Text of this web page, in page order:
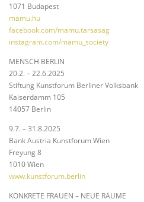
1071 Budapest
mamu.hu
facebook.com/mamu.tarsasag
instagram.com/mamu_society
MENSCH BERLIN
20.2. – 22.6.2025
Stiftung Kunstforum Berliner Volksbank
Kaiserdamm 105
14057 Berlin
9.7. – 31.8.2025
Bank Austria Kunstforum Wien
Freyung 8
1010 Wien
www.kunstforum.berlin
KONKRETE FRAUEN – NEUE RÄUME